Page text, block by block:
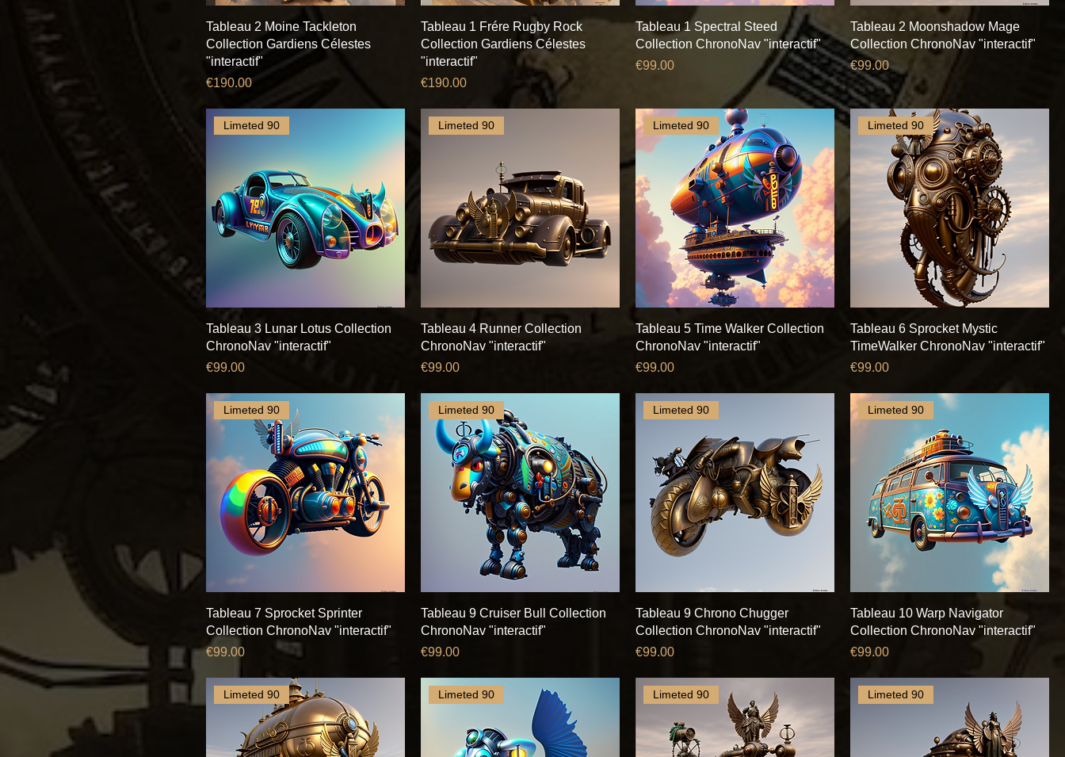
Tableau 2 Moine Tackleton
Collection Gardiens Célestes
"interactif"
Price
€190.00
Tableau 1 Frére Rugby Rock
Collection Gardiens Célestes
"interactif"
Price
€190.00
Tableau 1 Spectral Steed
Collection ChronoNav "interactif"
Price
€99.00
Tableau 2 Moonshadow Mage
Collection ChronoNav "interactif"
Price
€99.00
Limeted 90
Tableau 3 Lunar Lotus Collection
ChronoNav "interactif"
Price
€99.00
Limeted 90
Tableau 4 Runner Collection
ChronoNav "interactif"
Price
€99.00
Limeted 90
Tableau 5 Time Walker Collection
ChronoNav "interactif"
Price
€99.00
Limeted 90
Tableau 6 Sprocket Mystic
TimeWalker ChronoNav "interactif"
Price
€99.00
Limeted 90
Tableau 7 Sprocket Sprinter
Collection ChronoNav "interactif"
Price
€99.00
Limeted 90
Tableau 9 Cruiser Bull Collection
ChronoNav "interactif"
Price
€99.00
Limeted 90
Tableau 9 Chrono Chugger
Collection ChronoNav "interactif"
Price
€99.00
Limeted 90
Tableau 10 Warp Navigator
Collection ChronoNav "interactif"
Price
€99.00
Limeted 90 Limeted 90 Limeted 90 Limeted 90